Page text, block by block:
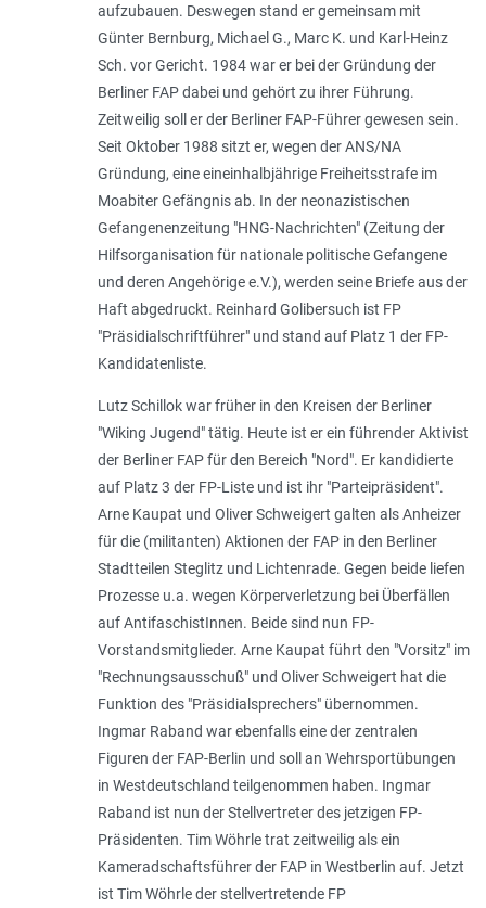
aufzubauen. Deswegen stand er gemeinsam mit
Günter Bernburg, Michael G., Marc K. und Karl-Heinz
Sch. vor Gericht. 1984 war er bei der Gründung der
Berliner FAP dabei und gehört zu ihrer Führung.
Zeitweilig soll er der Berliner FAP-Führer gewesen sein.
Seit Oktober 1988 sitzt er, wegen der ANS/NA
Gründung, eine eineinhalbjährige Freiheitsstrafe im
Moabiter Gefängnis ab. In der neonazistischen
Gefangenenzeitung "HNG-Nachrichten" (Zeitung der
Hilfsorganisation für nationale politische Gefangene
und deren Angehörige e.V.), werden seine Briefe aus der
Haft abgedruckt. Reinhard Golibersuch ist FP
"Präsidialschriftführer" und stand auf Platz 1 der FP-
Kandidatenliste.
Lutz Schillok war früher in den Kreisen der Berliner
"Wiking Jugend" tätig. Heute ist er ein führender Aktivist
der Berliner FAP für den Bereich "Nord". Er kandidierte
auf Platz 3 der FP-Liste und ist ihr "Parteipräsident".
Arne Kaupat und Oliver Schweigert galten als Anheizer
für die (militanten) Aktionen der FAP in den Berliner
Stadtteilen Steglitz und Lichtenrade. Gegen beide liefen
Prozesse u.a. wegen Körperverletzung bei Überfällen
auf AntifaschistInnen. Beide sind nun FP-
Vorstandsmitglieder. Arne Kaupat führt den "Vorsitz" im
"Rechnungsausschuß" und Oliver Schweigert hat die
Funktion des "Präsidialsprechers" übernommen.
Ingmar Raband war ebenfalls eine der zentralen
Figuren der FAP-Berlin und soll an Wehrsportübungen
in Westdeutschland teilgenommen haben. Ingmar
Raband ist nun der Stellvertreter des jetzigen FP-
Präsidenten. Tim Wöhrle trat zeitweilig als ein
Kameradschaftsführer der FAP in Westberlin auf. Jetzt
ist Tim Wöhrle der stellvertretende FP